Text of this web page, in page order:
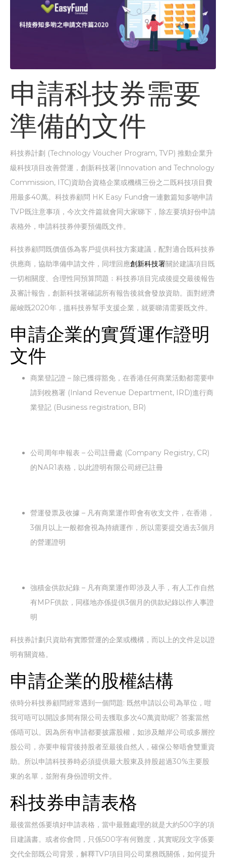
申請科技券需要
準備的文件
科技券計劃 (Technology Voucher Program, TVP) 推動企業升
級科技項目改善營運，創新科技署(Innovation and Technology
Commission, ITC)資助合資格企業或機構三份之二既科技項目費
用最多40萬。科技券顧問 HK Easy Fund會一連數篇知多啲申請
TVP既注意事項，今次文件篇就會同大家睇下，除左要填好份申請
表格外，申請科技券仲要預備既文件。
科技券顧問既價值係為客戶提供科技方案建議，配對適合既科技券
供應商，協助準備申請文件，同埋回應創新科技署關於建議項目既
一切相關度、合理性同預算問題﹔科技券項目完成後提交最後報告
及審計報告，創新科技署確認所有報告後就會發放資助。面對經濟
嚴峻既2020年，搵科技券幫手支援企業，就要睇清需要既文件。
申請企業的實質運作證明
文件
商業登記證 – 除已獲得豁免，在香港任何商業活動都需要申
請到稅務署 (Inland Revenue Department, IRD)進行商
業登記 (Business registration, BR)
公司周年申報表 – 公司註冊處 (Company Registry, CR)
的NAR1表格，以此證明有限公司經已註冊
營運發票及收據 – 凡有商業運作即會有收支文件，在香港，
3個月以上一般都會視為持續運作，所以需要提交過去3個月
的營運證明
強積金供款紀錄 – 凡有商業運作即涉及人手，有人工作自然
有MPF供款，同樣地亦係提供3個月的供款紀錄以作人事證
明
科技券計劃只資助有實際營運的企業或機構，而以上的文件足以證
明有關資格。
申請企業的股權結構
依時分科技券顧問經常遇到一個問題: 既然申請以公司為單位，咁
我可唔可以開設多間有限公司去獲取多次40萬資助呢? 答案當然
係唔可以。因為所有申請都要披露股權，如涉及離岸公司或多層控
股公司，亦要申報背後持股者至最後自然人，確保公帑唔會雙重資
助。所以申請科技券時必須提供最大股東及持股超過30%主要股
東的名單，並附有身份證明文件。
科技券申請表格
最後當然係要填好申請表格，當中最難處理的就是大約500字的項
目建議書。或者你會問，只係500字有何難度，其實呢段文字係要
交代全部既公司背景，解釋TVP項目同公司業務既關係，如何提升